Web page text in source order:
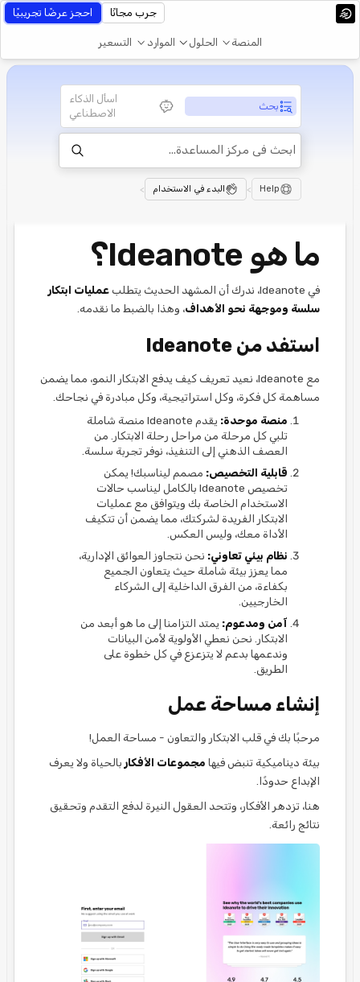
المنصة الحلول الموارد التسعير
جرب مجانًا احجز عرضًا تجريبيًا
بحث
اسأل الذكاء
الاصطناعي
Help
> البدء في الاستخدام >
ما هو Ideanote؟
في Ideanote، ندرك أن المشهد الحديث يتطلب
عمليات ابتكار
سلسة وموجهة نحو الأهداف، وهذا بالضبط ما نقدمه.
استفد من Ideanote
مع Ideanote، نعيد تعريف كيف يدفع الابتكار النمو، مما يضمن
مساهمة كل فكرة، وكل استراتيجية، وكل مبادرة في نجاحك.
منصة موحدة:
يقدم Ideanote منصة شاملة
تلبي كل مرحلة من مراحل رحلة الابتكار. من
العصف الذهني إلى التنفيذ، نوفر تجربة سلسة.
قابلية التخصيص: مصمم ليناسبك! يمكن
تخصيص Ideanote بالكامل ليناسب حالات
الاستخدام الخاصة بك ويتوافق مع عمليات
الابتكار الفريدة لشركتك، مما يضمن أن تتكيف
الأداة معك، وليس العكس.
نظام بيئي تعاوني: نحن نتجاوز العوائق الإدارية،
مما يعزز بيئة شاملة حيث يتعاون الجميع
بكفاءة، من الفرق الداخلية إلى الشركاء
الخارجيين.
آمن ومدعوم: يمتد التزامنا إلى ما هو أبعد من
الابتكار. نحن نعطي الأولوية لأمن البيانات
وندعمها بدعم لا يتزعزع في كل خطوة على
الطريق.
إنشاء مساحة عمل
مرحبًا بك في قلب الابتكار والتعاون - مساحة العمل!
بيئة ديناميكية تنبض فيها مجموعات الأفكار بالحياة ولا يعرف
الإبداع حدودًا.
هنا، تزدهر الأفكار، وتتحد العقول النيرة لدفع التقدم وتحقيق
نتائج رائعة.